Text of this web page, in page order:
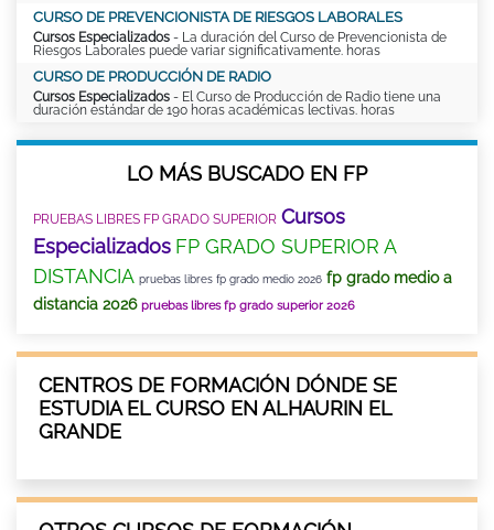
CURSO DE PREVENCIONISTA DE RIESGOS LABORALES
Cursos Especializados - La duración del Curso de Prevencionista de
Riesgos Laborales puede variar significativamente. horas
CURSO DE PRODUCCIÓN DE RADIO
Cursos Especializados - El Curso de Producción de Radio tiene una
duración estándar de 190 horas académicas lectivas. horas
LO MÁS BUSCADO EN FP
PRUEBAS LIBRES FP GRADO SUPERIOR Cursos
Especializados FP GRADO SUPERIOR A
DISTANCIA pruebas libres fp grado medio 2026 fp grado medio a
distancia 2026 pruebas libres fp grado superior 2026
CENTROS DE FORMACIÓN DÓNDE SE
ESTUDIA EL CURSO EN ALHAURIN EL
GRANDE